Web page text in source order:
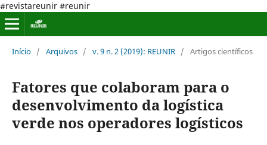
#revistareunir #reunir
Início / Arquivos / v. 9 n. 2 (2019): REUNIR / Artigos científicos
Fatores que colaboram para o
desenvolvimento da logística
verde nos operadores logísticos